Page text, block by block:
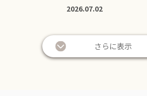
2026.07.02
さらに表示